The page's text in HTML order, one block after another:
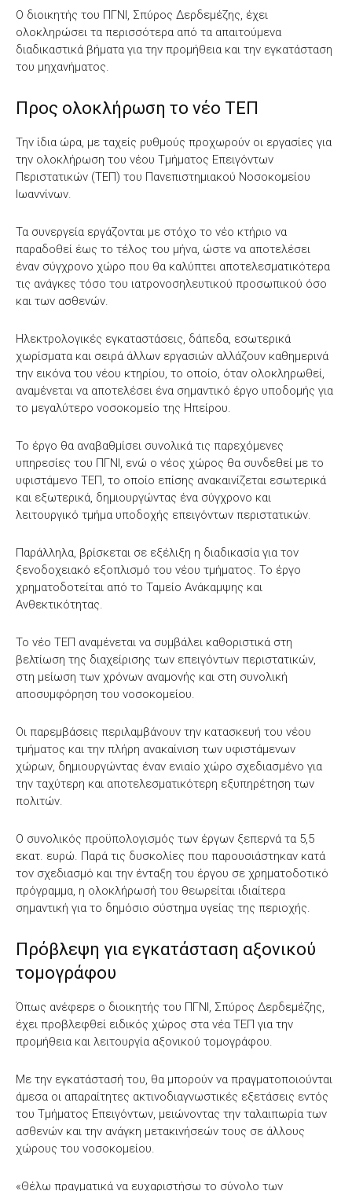
Ο διοικητής του ΠΓΝΙ, Σπύρος Δερδεμέζης, έχει
ολοκληρώσει τα περισσότερα από τα απαιτούμενα
διαδικαστικά βήματα για την προμήθεια και την εγκατάσταση
του μηχανήματος.
Προς ολοκλήρωση το νέο ΤΕΠ
Την ίδια ώρα, με ταχείς ρυθμούς προχωρούν οι εργασίες για
την ολοκλήρωση του νέου Τμήματος Επειγόντων
Περιστατικών (ΤΕΠ) του Πανεπιστημιακού Νοσοκομείου
Ιωαννίνων.
Τα συνεργεία εργάζονται με στόχο το νέο κτήριο να
παραδοθεί έως το τέλος του μήνα, ώστε να αποτελέσει
έναν σύγχρονο χώρο που θα καλύπτει αποτελεσματικότερα
τις ανάγκες τόσο του ιατρονοσηλευτικού προσωπικού όσο
και των ασθενών.
Ηλεκτρολογικές εγκαταστάσεις, δάπεδα, εσωτερικά
χωρίσματα και σειρά άλλων εργασιών αλλάζουν καθημερινά
την εικόνα του νέου κτηρίου, το οποίο, όταν ολοκληρωθεί,
αναμένεται να αποτελέσει ένα σημαντικό έργο υποδομής για
το μεγαλύτερο νοσοκομείο της Ηπείρου.
Το έργο θα αναβαθμίσει συνολικά τις παρεχόμενες
υπηρεσίες του ΠΓΝΙ, ενώ ο νέος χώρος θα συνδεθεί με το
υφιστάμενο ΤΕΠ, το οποίο επίσης ανακαινίζεται εσωτερικά
και εξωτερικά, δημιουργώντας ένα σύγχρονο και
λειτουργικό τμήμα υποδοχής επειγόντων περιστατικών.
Παράλληλα, βρίσκεται σε εξέλιξη η διαδικασία για τον
ξενοδοχειακό εξοπλισμό του νέου τμήματος. Το έργο
χρηματοδοτείται από το Ταμείο Ανάκαμψης και
Ανθεκτικότητας.
Το νέο ΤΕΠ αναμένεται να συμβάλει καθοριστικά στη
βελτίωση της διαχείρισης των επειγόντων περιστατικών,
στη μείωση των χρόνων αναμονής και στη συνολική
αποσυμφόρηση του νοσοκομείου.
Οι παρεμβάσεις περιλαμβάνουν την κατασκευή του νέου
τμήματος και την πλήρη ανακαίνιση των υφιστάμενων
χώρων, δημιουργώντας έναν ενιαίο χώρο σχεδιασμένο για
την ταχύτερη και αποτελεσματικότερη εξυπηρέτηση των
πολιτών.
Ο συνολικός προϋπολογισμός των έργων ξεπερνά τα 5,5
εκατ. ευρώ. Παρά τις δυσκολίες που παρουσιάστηκαν κατά
τον σχεδιασμό και την ένταξη του έργου σε χρηματοδοτικό
πρόγραμμα, η ολοκλήρωσή του θεωρείται ιδιαίτερα
σημαντική για το δημόσιο σύστημα υγείας της περιοχής.
Πρόβλεψη για εγκατάσταση αξονικού
τομογράφου
Όπως ανέφερε ο διοικητής του ΠΓΝΙ, Σπύρος Δερδεμέζης,
έχει προβλεφθεί ειδικός χώρος στα νέα ΤΕΠ για την
προμήθεια και λειτουργία αξονικού τομογράφου.
Με την εγκατάστασή του, θα μπορούν να πραγματοποιούνται
άμεσα οι απαραίτητες ακτινοδιαγνωστικές εξετάσεις εντός
του Τμήματος Επειγόντων, μειώνοντας την ταλαιπωρία των
ασθενών και την ανάγκη μετακινήσεών τους σε άλλους
χώρους του νοσοκομείου.
«Θέλω πραγματικά να ευχαριστήσω το σύνολο των